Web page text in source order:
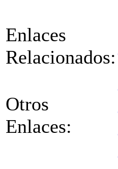
Enlaces
Relacionados:
Otros
Enlaces: